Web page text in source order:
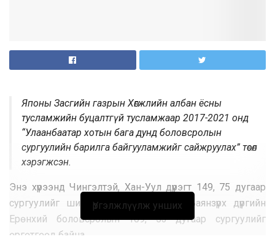
Японы Засгийн газрын Хөгжлийн албан ёсны
тусламжийн буцалтгүй тусламжаар 2017-2021 онд
“Улаанбаатар хотын бага дунд боловсролын
сургуулийн барилга байгууламжийг сайжруулах” төсөл
хэрэгжсэн.
Энэ хүрээнд Чингэлтэй, Хан-Уул дүүрэгт 149, 75 дугаар
сургуулийг шинээр барьж, Налайх, Баянзүрх дүүргийн
Ерөнхий боловсролын 109, 53 дугаар сургуулийг
өргөтгөөд байна.
Үргэлжлүүлж унших